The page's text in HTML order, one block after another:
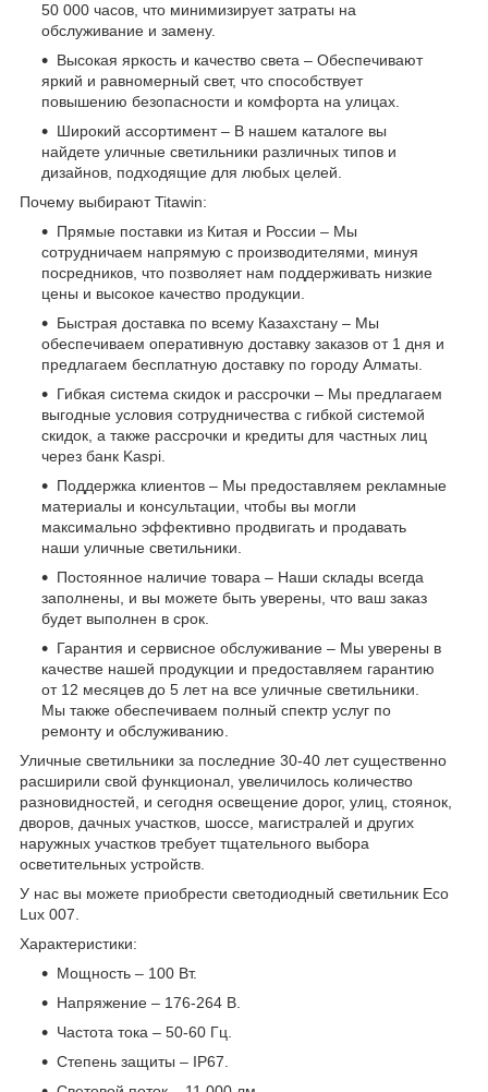
50 000 часов, что минимизирует затраты на
обслуживание и замену.
Высокая яркость и качество света – Обеспечивают
яркий и равномерный свет, что способствует
повышению безопасности и комфорта на улицах.
Широкий ассортимент – В нашем каталоге вы
найдете уличные светильники различных типов и
дизайнов, подходящие для любых целей.
Почему выбирают Titawin:
Прямые поставки из Китая и России – Мы
сотрудничаем напрямую с производителями, минуя
посредников, что позволяет нам поддерживать низкие
цены и высокое качество продукции.
Быстрая доставка по всему Казахстану – Мы
обеспечиваем оперативную доставку заказов от 1 дня и
предлагаем бесплатную доставку по городу Алматы.
Гибкая система скидок и рассрочки – Мы предлагаем
выгодные условия сотрудничества с гибкой системой
скидок, а также рассрочки и кредиты для частных лиц
через банк Kaspi.
Поддержка клиентов – Мы предоставляем рекламные
материалы и консультации, чтобы вы могли
максимально эффективно продвигать и продавать
наши уличные светильники.
Постоянное наличие товара – Наши склады всегда
заполнены, и вы можете быть уверены, что ваш заказ
будет выполнен в срок.
Гарантия и сервисное обслуживание – Мы уверены в
качестве нашей продукции и предоставляем гарантию
от 12 месяцев до 5 лет на все уличные светильники.
Мы также обеспечиваем полный спектр услуг по
ремонту и обслуживанию.
Уличные светильники за последние 30-40 лет существенно
расширили свой функционал, увеличилось количество
разновидностей, и сегодня освещение дорог, улиц, стоянок,
дворов, дачных участков, шоссе, магистралей и других
наружных участков требует тщательного выбора
осветительных устройств.
У нас вы можете приобрести светодиодный светильник Eco
Lux 007.
Характеристики:
Мощность – 100 Вт.
Напряжение – 176-264 В.
Частота тока – 50-60 Гц.
Степень защиты – IP67.